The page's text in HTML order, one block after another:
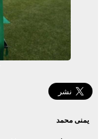
يمنى محمد